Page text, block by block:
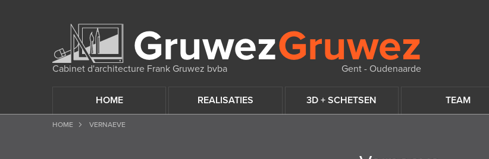
Cabinet d'architecture Frank Gruwez bvba Gent - Oudenaarde
HOME REALISATIES 3D + SCHETSEN TEAM
HOME VERNAEVE